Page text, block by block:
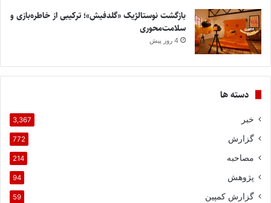
بازگشت نوستالژیک «گلدفیش»؛ ترکیبی از خاطره‌بازی و
سلامت‌محوری
4 روز پیش
دسته ها
خبر 3,367
گزارش 772
مصاحبه 214
پژوهش 94
گزارش کمپین 59